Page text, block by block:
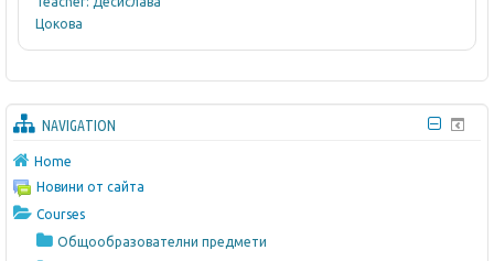
о
Цокова
NAVIGATION
Home
Новини от сайта
Courses
Общообразователни предмети